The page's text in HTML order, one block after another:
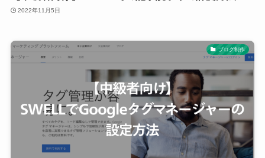
2022年11月5日
ブログ制作